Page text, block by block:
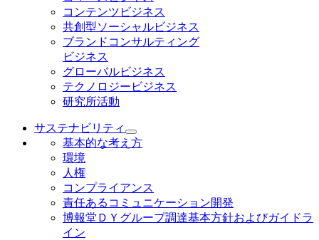
コンテンツビジネス
共創型ソーシャルビジネス
ブランドコンサルティング
ビジネス
グローバルビジネス
テクノロジービジネス
研究所活動
サステナビリティ
基本的な考え方
環境
人権
コンプライアンス
責任あるコミュニケーション開発
博報堂ＤＹグループ調達基本方針およびガイドラ
イン